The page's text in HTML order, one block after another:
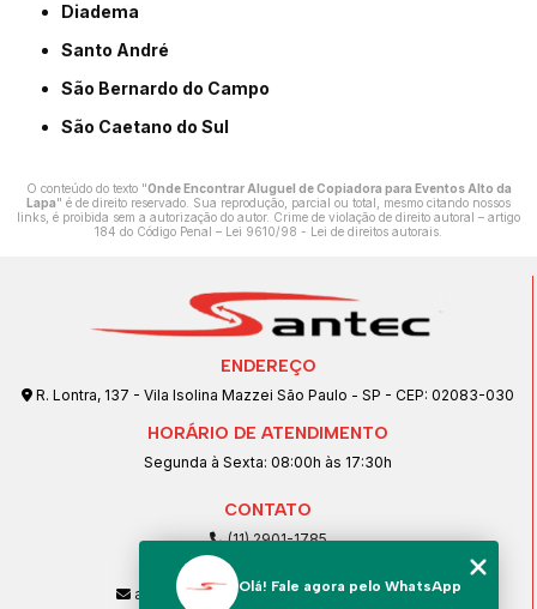
Diadema
Santo André
São Bernardo do Campo
São Caetano do Sul
O conteúdo do texto "Onde Encontrar Aluguel de Copiadora para Eventos Alto da
Lapa" é de direito reservado. Sua reprodução, parcial ou total, mesmo citando nossos
links, é proibida sem a autorização do autor. Crime de violação de direito autoral – artigo
184 do Código Penal – Lei 9610/98 - Lei de direitos autorais
ENDEREÇO
R. Lontra, 137 - Vila Isolina Mazzei São Paulo - SP - CEP: 02083-030
HORÁRIO DE ATENDIMENTO
Segunda à Sexta: 08:00h às 17:30h
CONTATO
(11) 2901-1785
(11) 99239-1832
atendimento@santeccopiadoras.com.br
Olá! Fale agora pelo WhatsApp